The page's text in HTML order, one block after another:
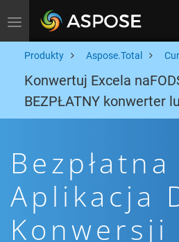
Toggle navigation
Produkty Aspose.Total Curl
Konwertuj Excela
BEZPŁATNY konwerter
Bezpłatna
Aplikacja
Konwersji